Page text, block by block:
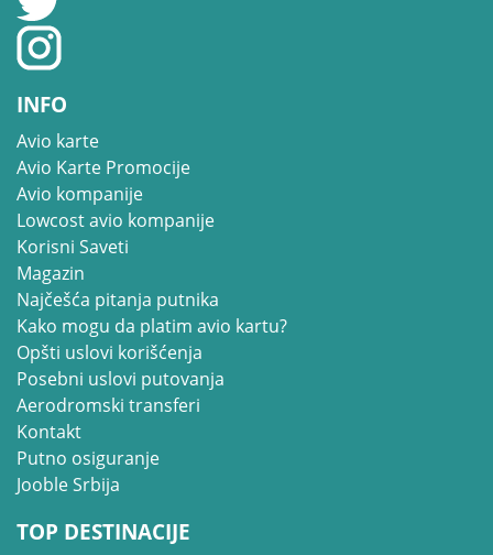
INFO
Avio karte
Avio Karte Promocije
Avio kompanije
Lowcost avio kompanije
Korisni Saveti
Magazin
Najčešća pitanja putnika
Kako mogu da platim avio kartu?
Opšti uslovi korišćenja
Posebni uslovi putovanja
Aerodromski transferi
Kontakt
Putno osiguranje
Jooble Srbija
TOP DESTINACIJE